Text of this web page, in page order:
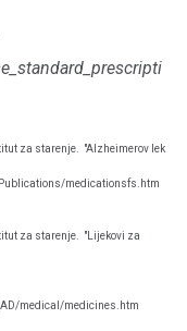
za starenje. "Alzheimerov lek
medicationsfs.htm
za starenje. "Lijekovi za
medical/medicines.htm